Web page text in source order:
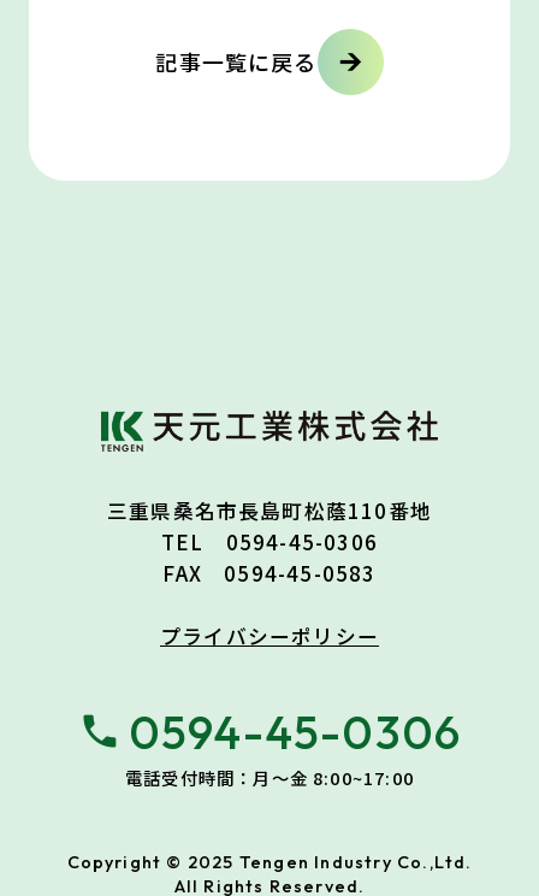
記事一覧に戻る
三重県桑名市長島町松蔭110番地
TEL 0594-45-0306
FAX 0594-45-0583
プライバシーポリシー
phone 0594-45-0306
電話受付時間：月〜金 8:00~17:00
Copyright © 2025 Tengen Industry Co.,Ltd.
All Rights Reserved.